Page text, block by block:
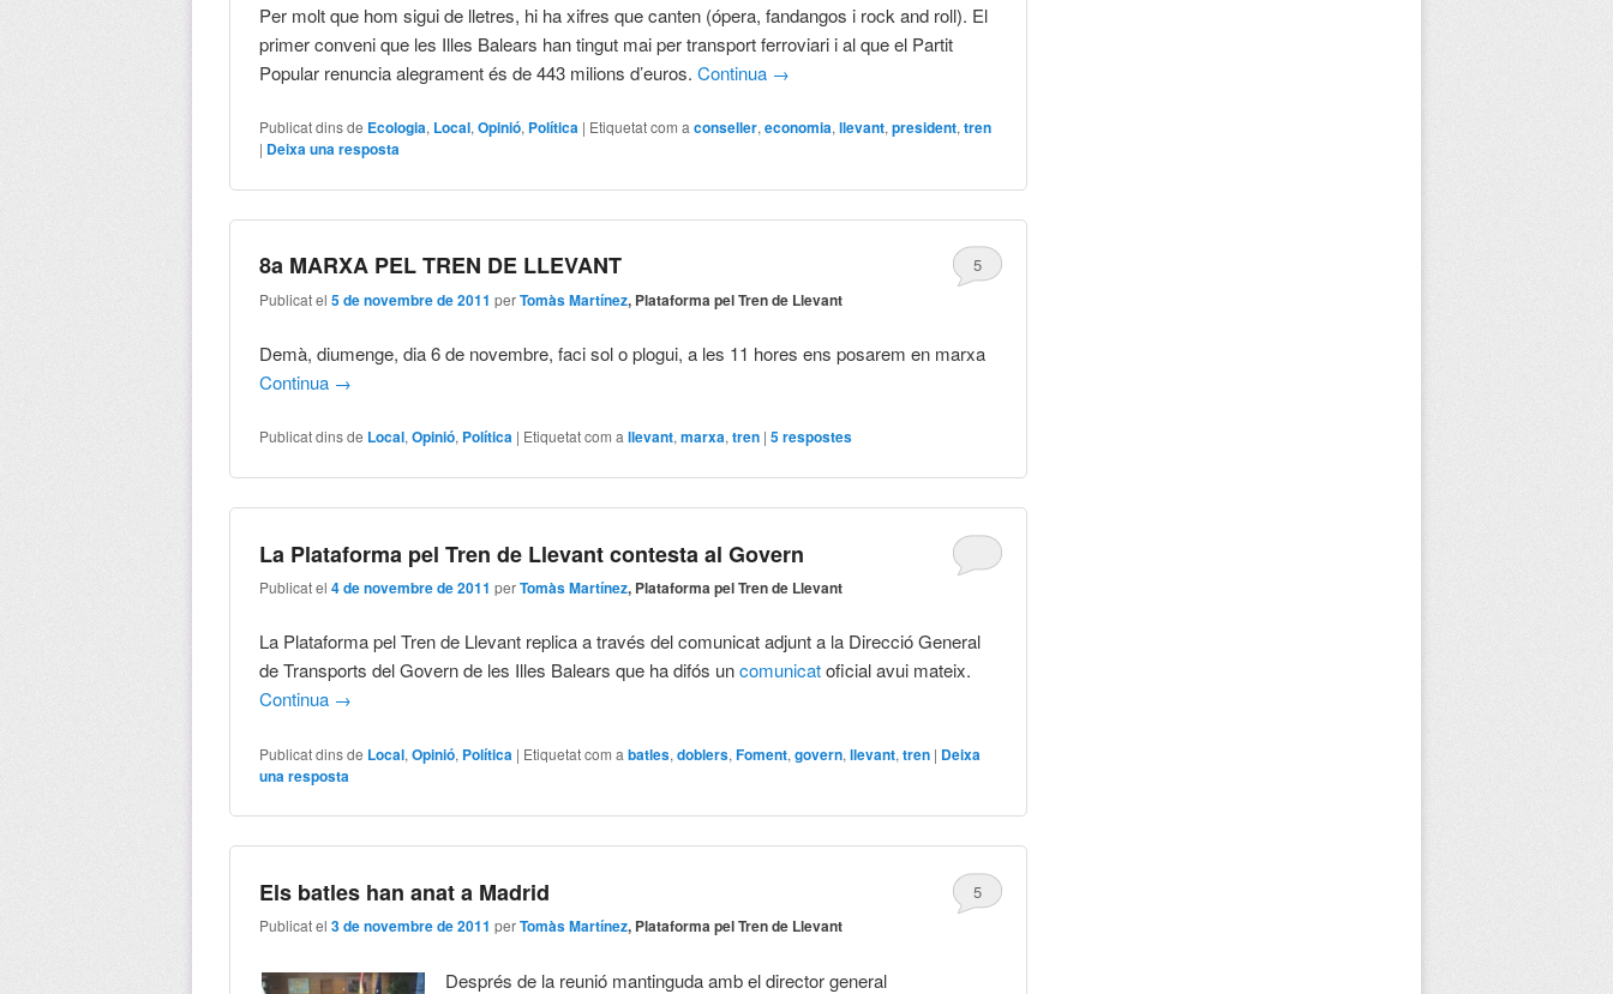
Per molt que hom sigui de lletres, hi ha xifres que canten (ópera, fandangos i rock and roll). El
primer conveni que les Illes Balears han tingut mai per transport ferroviari i al que el Partit
Popular renuncia alegrament és de 443 milions d’euros.Continua →
Publicat dins de Ecologia, Local,Opinió, Política | Etiquetat com a conseller,economia,llevant,president,tren
| Deixa una resposta
8a MARXA PEL TREN DE LLEVANT
Publicat el5 de novembre de 2011 perTomàs Martínez, Plataforma pel Tren de Llevant
5
Demà, diumenge, dia 6 de novembre, faci sol o plogui, a les 11 hores ens posarem en marxa
Continua →
Publicat dins de Local,Opinió, Política | Etiquetat com allevant,marxa,tren |5respostes
La Plataforma pel Tren de Llevant contesta al Govern
Publicat el4 de novembre de 2011 perTomàs Martínez, Plataforma pel Tren de Llevant
La Plataforma pel Tren de Llevant replica a través del comunicat adjunt a la Direcció General
de Transports del Govern de les Illes Balears que ha difós uncomunicatoficial avui mateix.
Continua →
Publicat dins de Local,Opinió, Política | Etiquetat com a batles,doblers,Foment,govern,llevant,tren | Deixa
una resposta
Els batles han anat a Madrid
Publicat el3 de novembre de 2011 perTomàs Martínez, Plataforma pel Tren de Llevant
5
Després de la reunió mantinguda amb el director general